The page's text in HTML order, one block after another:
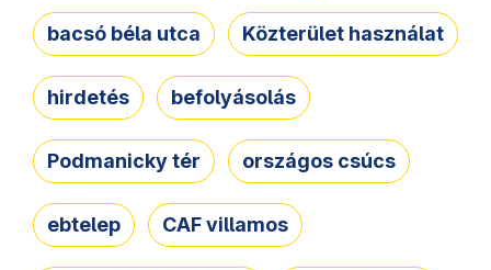
bacsó béla utca Közterület használat
hirdetés befolyásolás
Podmanicky tér országos csúcs
ebtelep CAF villamos